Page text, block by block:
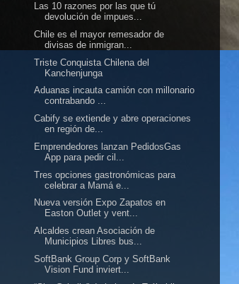
Las 10 razones por las que tú
devolución de impues...
Chile es el mayor remesador de
divisas de inmigran...
Triste Conquista Chilena del
Kanchenjunga
Aduanas incauta camión con millonario
contrabando ...
Cabify se extiende y abre operaciones
en región de...
Emprendedores lanzan PedidosGas
App para pedir cil...
Tres opciones gastronómicas para
celebrar a Mamá e...
Nueva versión Expo Zapatos en
Easton Outlet y vent...
Alcaldes crean Asociación de
Municipios Libres bus...
SoftBank Group Corp y SoftBank
Vision Fund inviert...